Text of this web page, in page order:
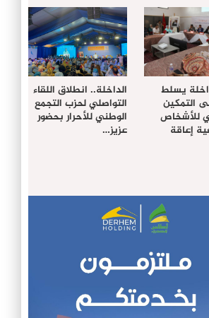
يسلط
التمكين
للأشخاص
إعاقة
الداخلة.. انطلاق اللقاء
التواصلي لحزب التجمع
الوطني للأحرار بحضور
عزيز…